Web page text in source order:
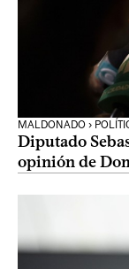
MALDONADO ›
Diputado
opinión de